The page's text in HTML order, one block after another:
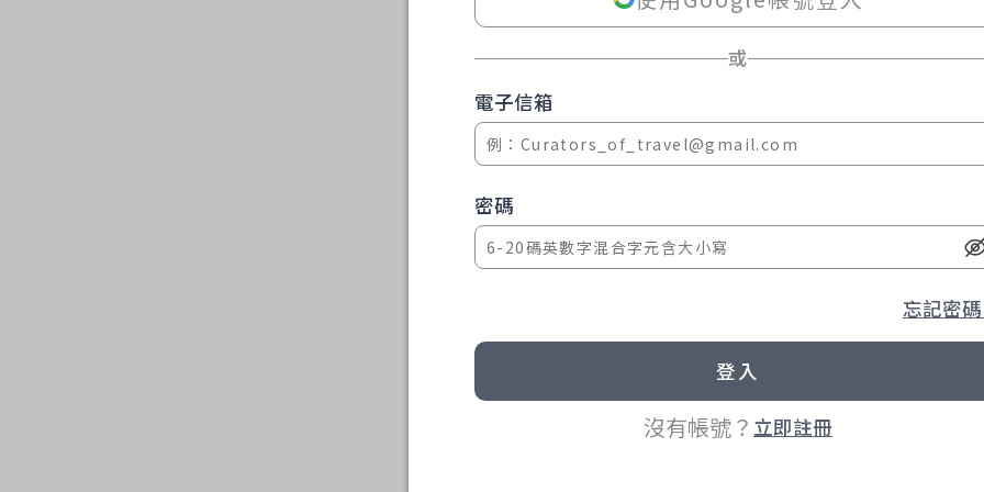
或
電子信箱
密碼
忘記密
沒有帳號？ 立即註冊